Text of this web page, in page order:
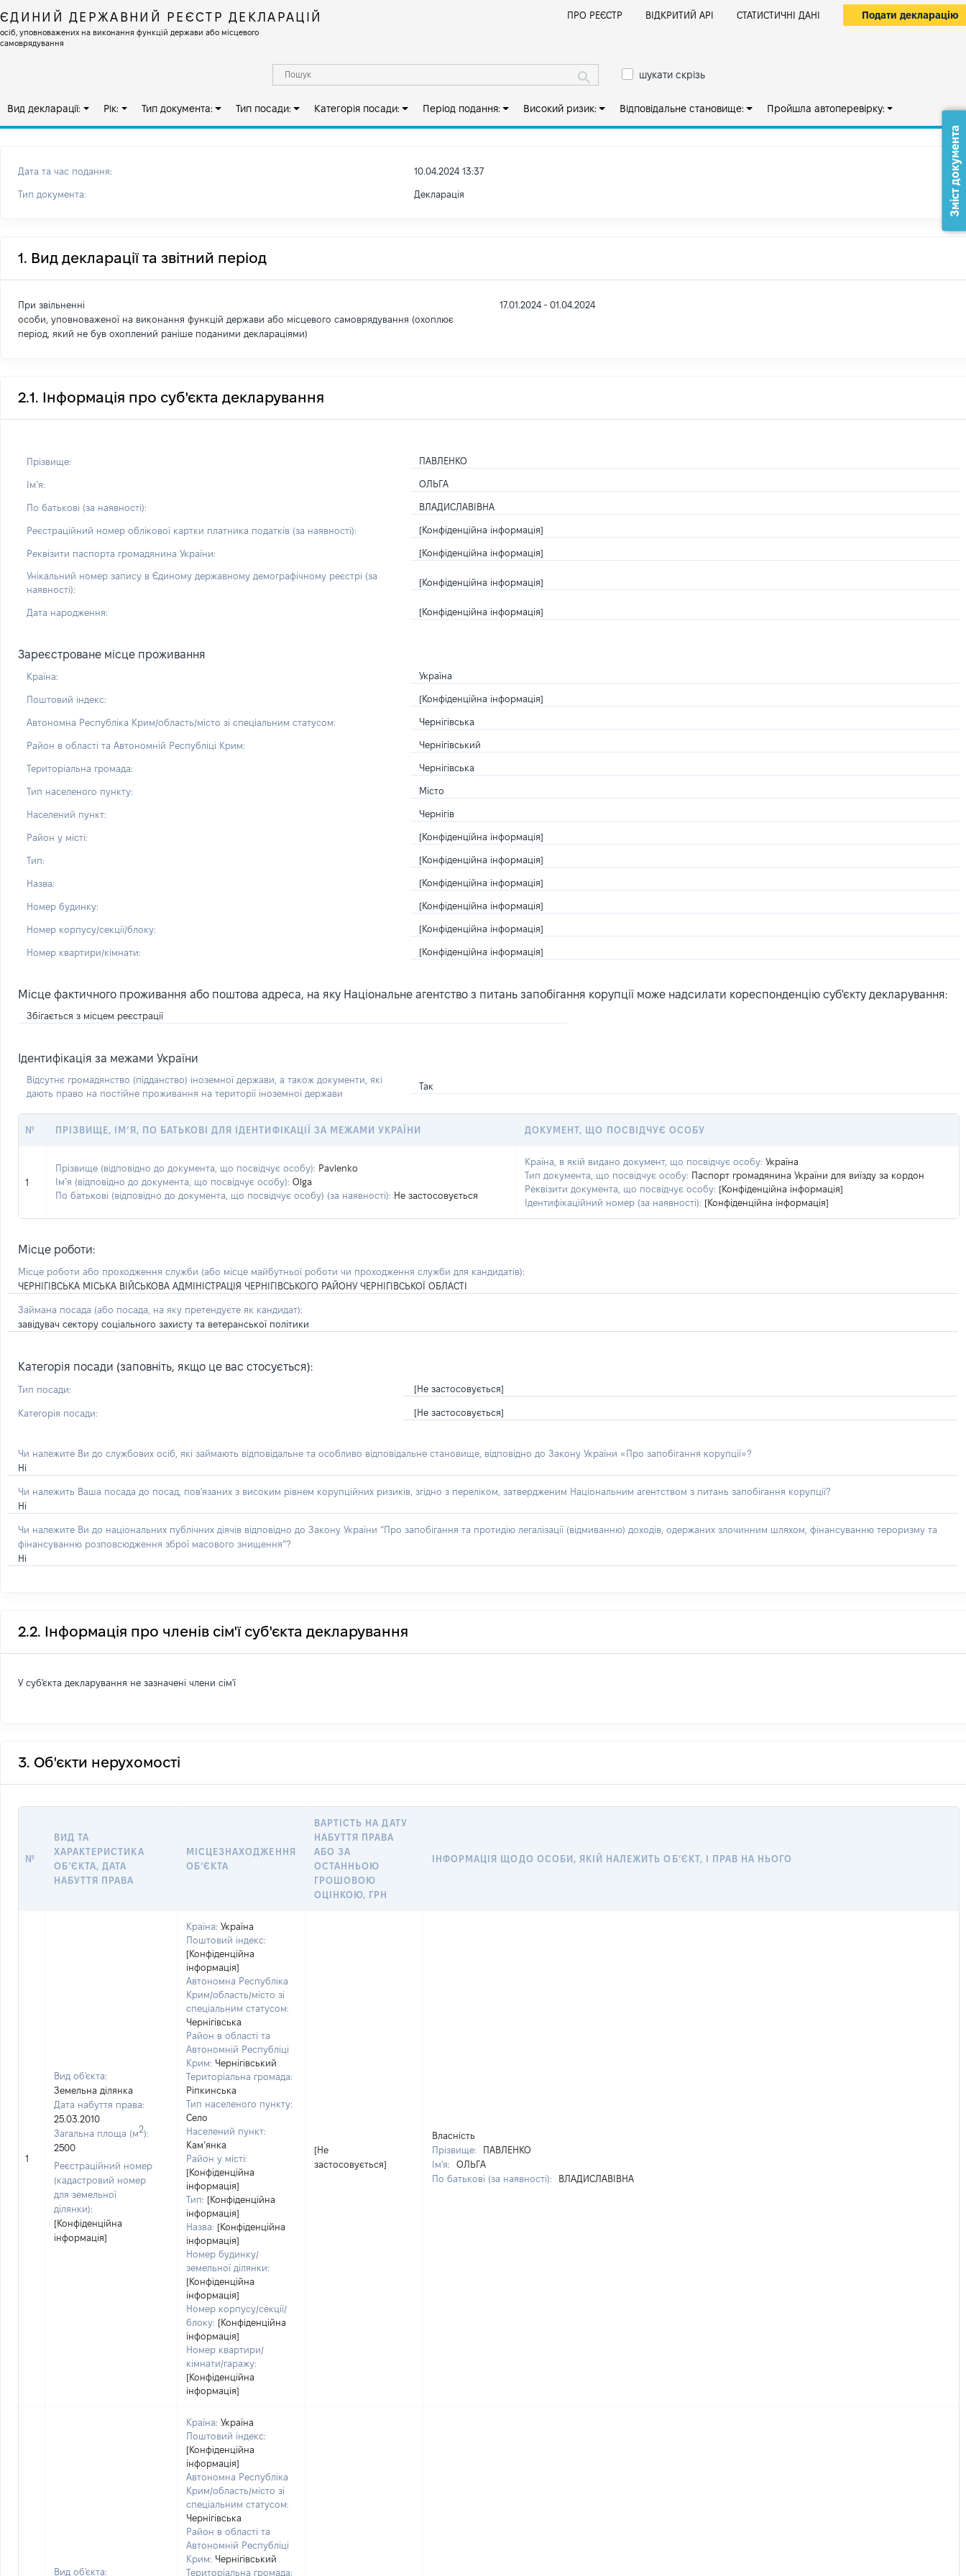
ЄДИНИЙ ДЕРЖАВНИЙ РЕЄСТР ДЕКЛАРАЦІЙ
осіб, уповноважених на виконання функцій держави або місцевого
самоврядування
ПРО РЕЄСТР ВІДКРИТИЙ АРІ СТАТИСТИЧНІ ДАНІ Подати декларацію
шукати скрізь
Вид декларації: Рік: Тип документа: Тип посади: Категорія посади: Період подання: Високий ризик: Відповідальне становище: Пройшла автоперевірку:
Дата та час подання: 10.04.2024 13:37
Тип документа: Декларація
1. Вид декларації та звітний період
При звільненні
особи, уповноваженої на виконання функцій держави або місцевого самоврядування (охоплює
період, який не був охоплений раніше поданими деклараціями)
17.01.2024 - 01.04.2024
2.1. Інформація про суб'єкта декларування
Прізвище: ПАВЛЕНКО
Імʼя: ОЛЬГА
По батькові (за наявності): ВЛАДИСЛАВІВНА
Реєстраційний номер облікової картки платника податків (за наявності): [Конфіденційна інформація]
Реквізити паспорта громадянина України: [Конфіденційна інформація]
Унікальний номер запису в Єдиному державному демографічному реєстрі (за
наявності):
[Конфіденційна інформація]
Дата народження: [Конфіденційна інформація]
Зареєстроване місце проживання
Країна: Україна
Поштовий індекс: [Конфіденційна інформація]
Автономна Республіка Крим/область/місто зі спеціальним статусом: Чернігівська
Район в області та Автономній Республіці Крим: Чернігівський
Територіальна громада: Чернігівська
Тип населеного пункту: Місто
Населений пункт: Чернігів
Район у місті: [Конфіденційна інформація]
Тип: [Конфіденційна інформація]
Назва: [Конфіденційна інформація]
Номер будинку: [Конфіденційна інформація]
Номер корпусу/секції/блоку: [Конфіденційна інформація]
Номер квартири/кімнати: [Конфіденційна інформація]
Місце фактичного проживання або поштова адреса, на яку Національне агентство з питань запобігання корупції може надсилати кореспонденцію суб'єкту декларування:
Збігається з місцем реєстрації
Ідентифікація за межами України
Відсутнє громадянство (підданство) іноземної держави, а також документи, які
дають право на постійне проживання на території іноземної держави
Так
№ ПРІЗВИЩЕ, ІМ’Я, ПО БАТЬКОВІ ДЛЯ ІДЕНТИФІКАЦІЇ ЗА МЕЖАМИ УКРАЇНИ ДОКУМЕНТ, ЩО ПОСВІДЧУЄ ОСОБУ
1
Прізвище (відповідно до документа, що посвідчує особу): Pavlenko
Ім’я (відповідно до документа, що посвідчує особу): Olga
По батькові (відповідно до документа, що посвідчує особу) (за наявності): Не застосовується
Країна, в якій видано документ, що посвідчує особу: Україна
Тип документа, що посвідчує особу: Паспорт громадянина України для виїзду за кордон
Реквізити документа, що посвідчує особу: [Конфіденційна інформація]
Ідентифікаційний номер (за наявності): [Конфіденційна інформація]
Місце роботи:
Місце роботи або проходження служби (або місце майбутньої роботи чи проходження служби для кандидатів):
ЧЕРНІГІВСЬКА МІСЬКА ВІЙСЬКОВА АДМІНІСТРАЦІЯ ЧЕРНІГІВСЬКОГО РАЙОНУ ЧЕРНІГІВСЬКОЇ ОБЛАСТІ
Займана посада (або посада, на яку претендуєте як кандидат):
завідувач сектору соціального захисту та ветеранської політики
Категорія посади (заповніть, якщо це вас стосується):
Тип посади: [Не застосовується]
Категорія посади: [Не застосовується]
Чи належите Ви до службових осіб, які займають відповідальне та особливо відповідальне становище, відповідно до Закону України «Про запобігання корупції»?
Ні
Чи належить Ваша посада до посад, пов'язаних з високим рівнем корупційних ризиків, згідно з переліком, затвердженим Національним агентством з питань запобігання корупції?
Ні
Чи належите Ви до національних публічних діячів відповідно до Закону України “Про запобігання та протидію легалізації (відмиванню) доходів, одержаних злочинним шляхом, фінансуванню тероризму та
фінансуванню розповсюдження зброї масового знищення”?
Ні
2.2. Інформація про членів сім'ї суб'єкта декларування
У суб'єкта декларування не зазначені члени сім'ї
3. Об'єкти нерухомості
№
ВИД ТА
ХАРАКТЕРИСТИКА
ОБʼЄКТА, ДАТА
НАБУТТЯ ПРАВА
МІСЦЕЗНАХОДЖЕННЯ
ОБʼЄКТА
ВАРТІСТЬ НА ДАТУ
НАБУТТЯ ПРАВА
АБО ЗА
ОСТАННЬОЮ
ГРОШОВОЮ
ОЦІНКОЮ, ГРН
ІНФОРМАЦІЯ ЩОДО ОСОБИ, ЯКІЙ НАЛЕЖИТЬ ОБ’ЄКТ, І ПРАВ НА НЬОГО
1
Вид об'єкта:
Земельна ділянка
Дата набуття права:
25.03.2010
Загальна площа (м2):
2500
Реєстраційний номер
(кадастровий номер
для земельної
ділянки):
[Конфіденційна
інформація]
Країна: Україна
Поштовий індекс:
[Конфіденційна
інформація]
Автономна Республіка
Крим/область/місто зі
спеціальним статусом:
Чернігівська
Район в області та
Автономній Республіці
Крим: Чернігівський
Територіальна громада:
Ріпкинська
Тип населеного пункту:
Село
Населений пункт:
Кам’янка
Район у місті:
[Конфіденційна
інформація]
Тип: [Конфіденційна
інформація]
Назва: [Конфіденційна
інформація]
Номер будинку/
земельної ділянки:
[Конфіденційна
інформація]
Номер корпусу/секції/
блоку: [Конфіденційна
інформація]
Номер квартири/
кімнати/гаражу:
[Конфіденційна
інформація]
[Не
застосовується]
Власність
Прізвище:
ПАВЛЕНКО
Ім'я:
ОЛЬГА
По батькові (за наявності):
ВЛАДИСЛАВІВНА
Вид об'єкта:
Країна: Україна
Поштовий індекс:
[Конфіденційна
інформація]
Автономна Республіка
Крим/область/місто зі
спеціальним статусом:
Чернігівська
Район в області та
Автономній Республіці
Крим: Чернігівський
Територіальна громада:
Зміст документа